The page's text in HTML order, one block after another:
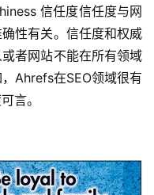
信任度信任度与网
性有关。信任度和权威
者网站不能在所有领域
Ahrefs在SEO领域很有
言。